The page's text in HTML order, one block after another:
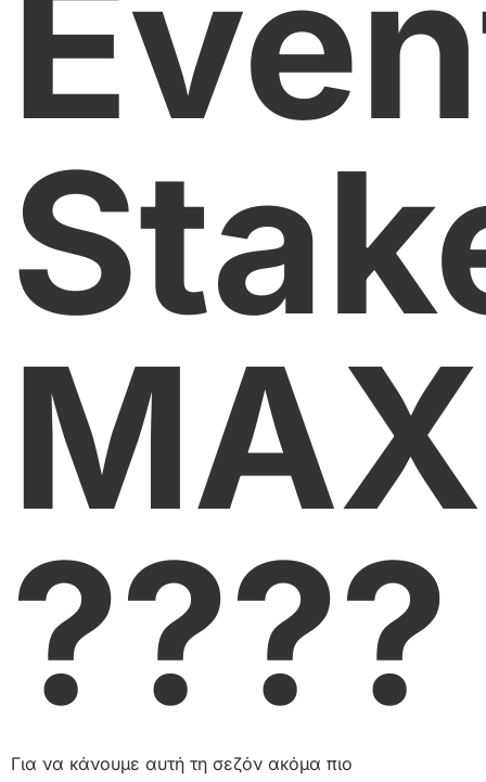
MAX
????
Για να κάνουμε αυτή τη σεζόν ακόμα πιο